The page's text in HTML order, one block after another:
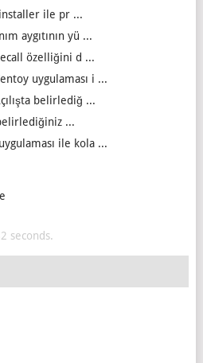
ile pr ...
aygıtının yü ...
özelliğini d ...
uygulaması i ...
belirlediğ ...
...
ile kola ...
seconds.